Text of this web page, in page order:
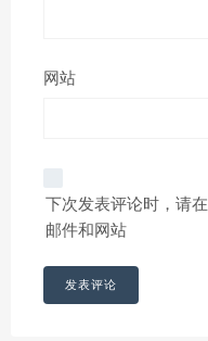
网站
下次发表评论时，请
邮件和网站